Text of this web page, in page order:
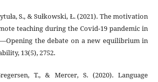
S., & Sułkowski, Ł. (2021). The motivation
teaching during the Covid-19 pandemic in
the debate on a new equilibrium in
13(5), 2752.
T., & Mercer, S. (2020). Language